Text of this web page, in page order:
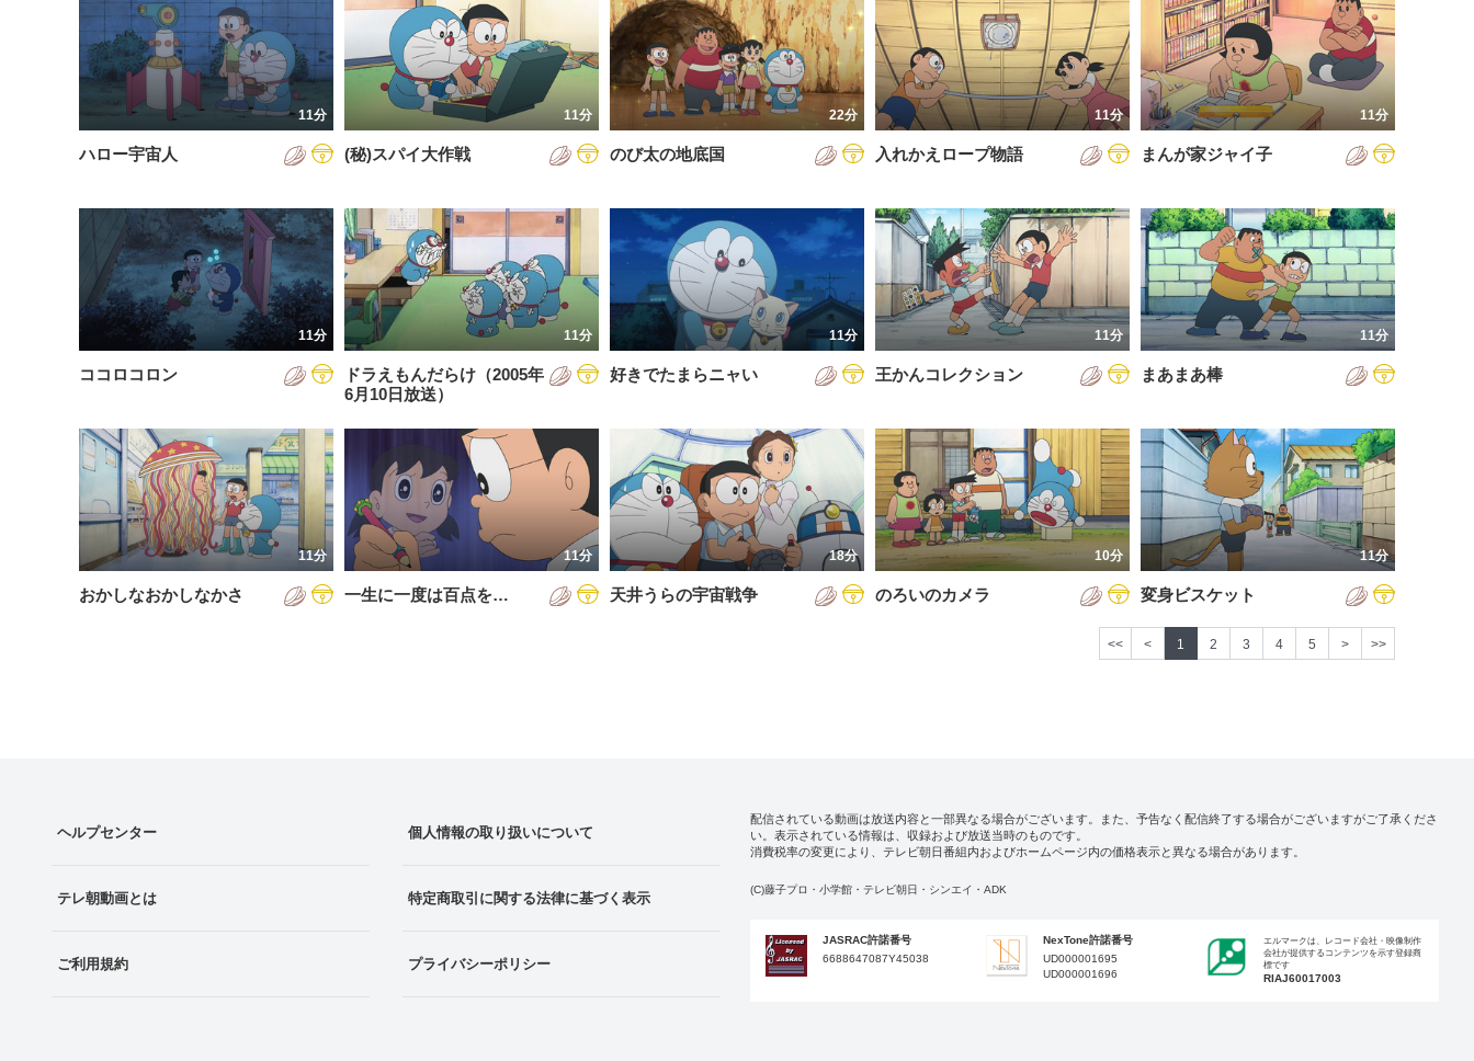
2015年
2016年
2017年
2018年
2020年
2021年
2022年
2023年
2024年
2026年
11分
ハロー宇宙人
11分
(秘)スパイ大作戦
22分
のび太の地底国
11分
入れかえロープ物語
11分
まんが家ジャイ子
11分
ココロコロン
11分
ドラえもんだらけ（2005年
6月10日放送）
11分
好きでたまらニャい
11分
王かんコレクション
11分
まあまあ棒
11分
おかしなおかしなかさ
11分
一生に一度は百点を…
18分
天井うらの宇宙戦争
10分
のろいのカメラ
11分
変身ビスケット
<< < 1 2 3 4 5 > >>
ヘルプセンター
テレ朝動画とは
ご利用規約
個人情報の取り扱いについて
特定商取引に関する法律に基づく表示
プライバシーポリシー
配信されている動画は放送内容と一部異なる場合がございます。また、予告なく配信終了する場合がございますがご了承くださ
い。表示されている情報は、収録および放送当時のものです。
消費税率の変更により、テレビ朝日番組内およびホームページ内の価格表示と異なる場合があります。
(C)藤子プロ・小学館・テレビ朝日・シンエイ・ADK
JASRAC許諾番号
6688647087Y45038
NexTone許諾番号
UD000001695
UD000001696
エルマークは、レコード会社・映像制作
会社が提供するコンテンツを示す登録商
標です
RIAJ60017003